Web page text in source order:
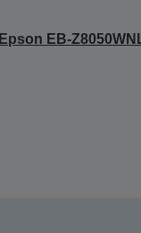
Epson EB-